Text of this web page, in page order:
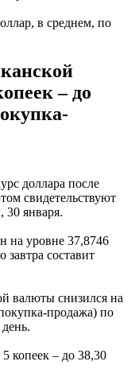
в среднем, по
– до
доллара после
свидетельствуют
30 января.
на уровне 37,8746
завтра составит
валюты снизился на
продажа) по
копеек – до 38,30